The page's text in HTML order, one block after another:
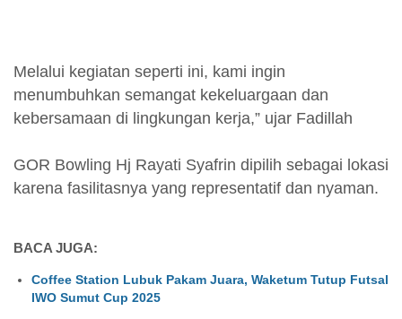
Melalui kegiatan seperti ini, kami ingin
menumbuhkan semangat kekeluargaan dan
kebersamaan di lingkungan kerja,” ujar Fadillah
GOR Bowling Hj Rayati Syafrin dipilih sebagai lokasi
karena fasilitasnya yang representatif dan nyaman.
BACA JUGA:
Coffee Station Lubuk Pakam Juara, Waketum Tutup Futsal
IWO Sumut Cup 2025